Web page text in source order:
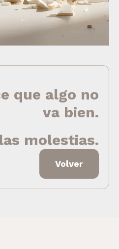
que algo no
va bien.
molestias.
Volver